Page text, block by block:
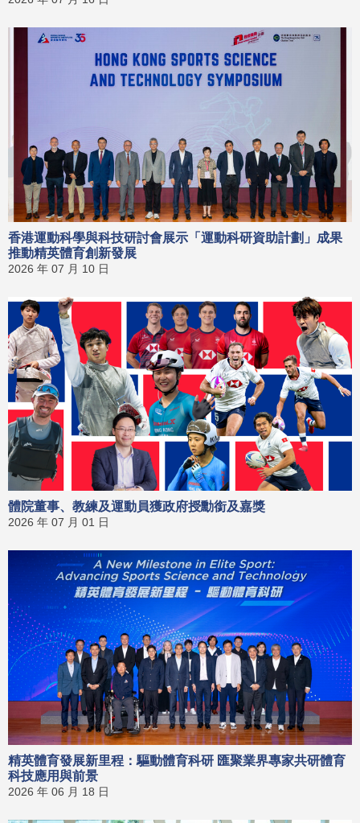
香港運動科學與科技研討會展示「運動科研資助計劃」成果
推動精英體育創新發展
2026 年 07 月 10 日
體院董事、教練及運動員獲政府授勳銜及嘉獎
2026 年 07 月 01 日
精英體育發展新里程：驅動體育科研 匯聚業界專家共研體育
科技應用與前景
2026 年 06 月 18 日